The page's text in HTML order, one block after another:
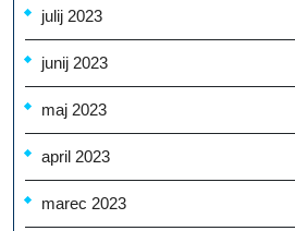
julij 2023
junij 2023
maj 2023
april 2023
marec 2023